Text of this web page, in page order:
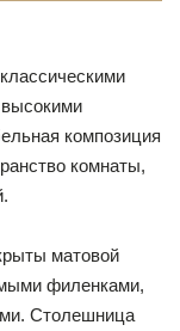
высокими
композиция
комнаты,
матовой
филенками,
Столешница